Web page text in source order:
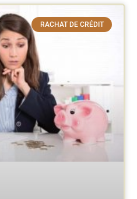
RACHAT DE CRÉDIT